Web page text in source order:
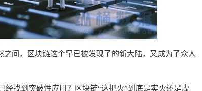
间，区块链这个早已被发现了的新大陆，又成为了众人
找到突破性应用？区块链“这把火”到底是实火还是虚